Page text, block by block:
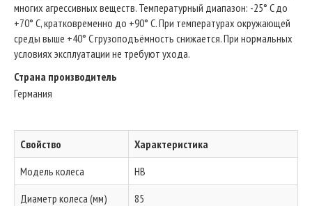
многих агрессивных веществ. Температурный диапазон: -25° C до
+70° C, кратковременно до +90° C. При температурах окружающей
среды выше +40° C грузоподъёмность снижается. При нормальных
условиях эксплуатации не требуют ухода.
Страна производитель
Германия
Свойство
Характеристика
Модель колеса
HB
Диаметр колеса (мм)
85